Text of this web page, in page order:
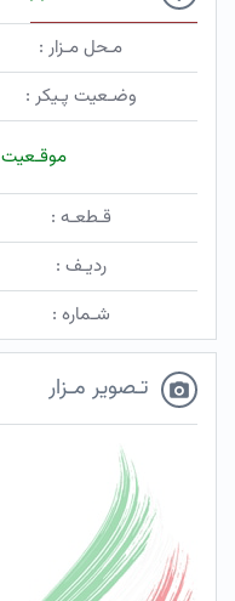
مـحل مـزار :
وضـعیت پـیکر :
موقـعیت
قـطعـه :
ردیـف :
شـماره :
تـصویر مـزار